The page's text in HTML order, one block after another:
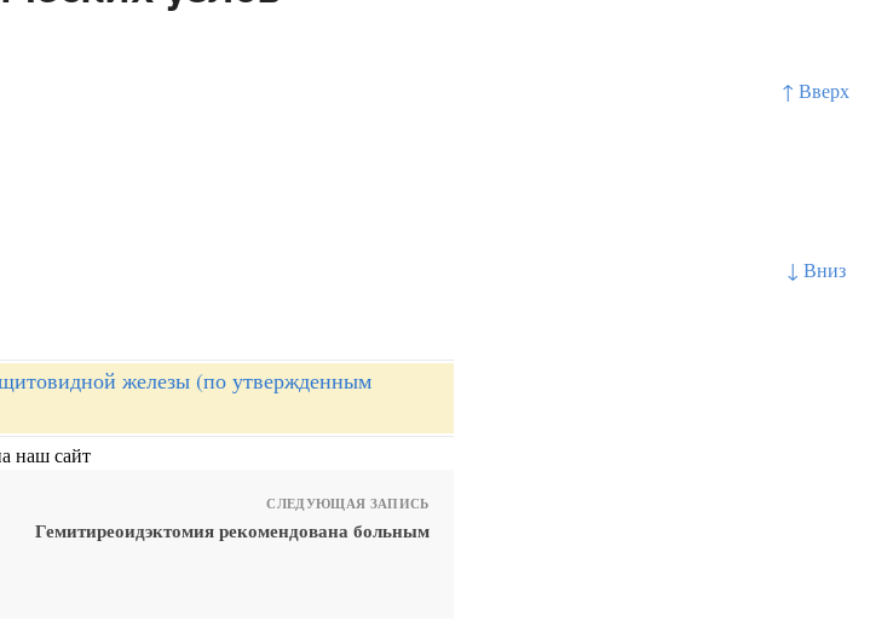
↑ Вверх
↓ Вниз
железы (по утвержденным
наш сайт
СЛЕДУЮЩАЯ ЗАПИСЬ
Гемитиреоидэктомия рекомендована больным